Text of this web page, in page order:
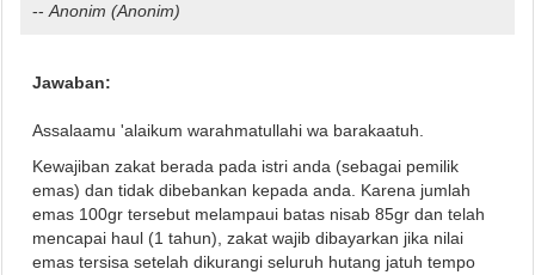
-- Anonim (Anonim)
Jawaban:
Assalaamu 'alaikum warahmatullahi wa barakaatuh.
Kewajiban zakat berada pada istri anda (sebagai pemilik
emas) dan tidak dibebankan kepada anda. Karena jumlah
emas 100gr tersebut melampaui batas nisab 85gr dan telah
mencapai haul (1 tahun), zakat wajib dibayarkan jika nilai
emas tersisa setelah dikurangi seluruh hutang jatuh tempo